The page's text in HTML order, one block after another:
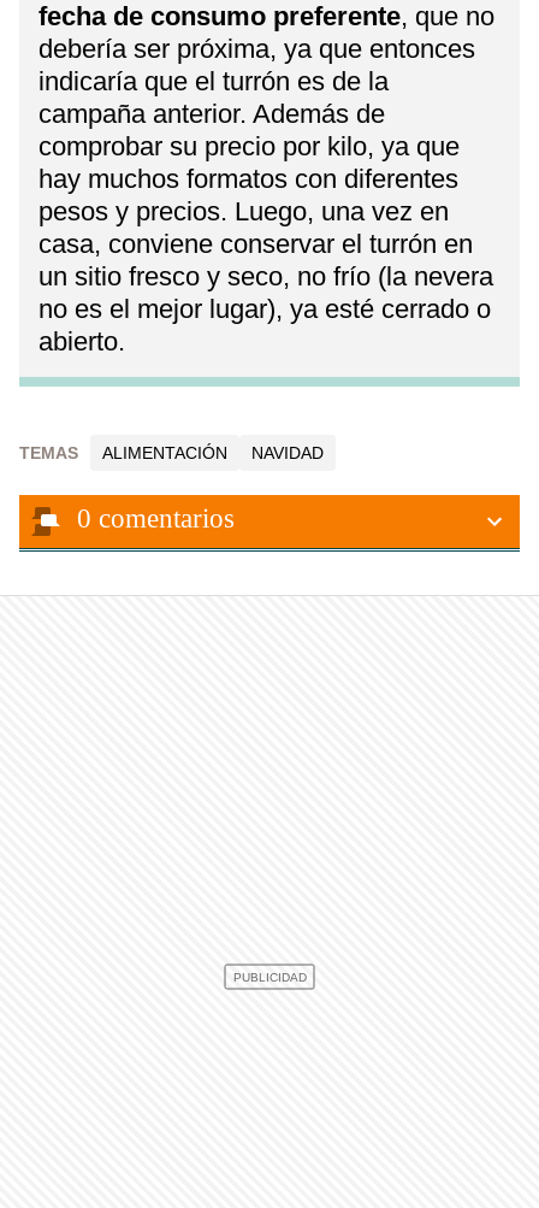
fecha de consumo preferente, que no
debería ser próxima, ya que entonces
indicaría que el turrón es de la
campaña anterior. Además de
comprobar su precio por kilo, ya que
hay muchos formatos con diferentes
pesos y precios. Luego, una vez en
casa, conviene conservar el turrón en
un sitio fresco y seco, no frío (la nevera
no es el mejor lugar), ya esté cerrado o
abierto.
TEMAS ALIMENTACIÓN NAVIDAD
0 comentarios